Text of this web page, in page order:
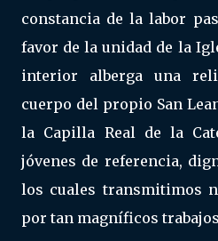
constancia de la labor
favor de la unidad de la
interior alberga una
cuerpo del propio San
la Capilla Real de la
jóvenes de referencia,
los cuales transmitimos
por tan magníficos